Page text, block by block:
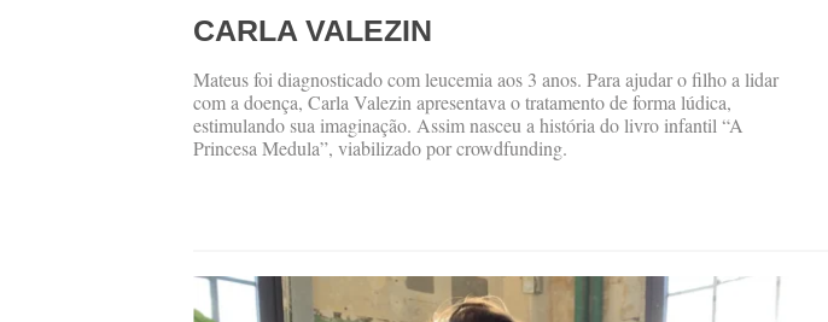
CARLA VALEZIN
Mateus foi diagnosticado com leucemia aos 3 anos. Para ajudar o filho a lidar
com a doença, Carla Valezin apresentava o tratamento de forma lúdica,
estimulando sua imaginação. Assim nasceu a história do livro infantil “A
Princesa Medula”, viabilizado por crowdfunding.